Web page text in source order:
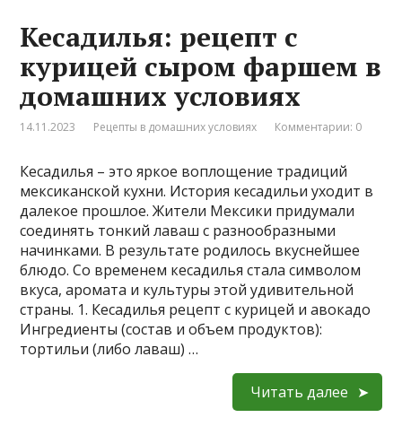
Кесадилья: рецепт с
курицей сыром фаршем в
домашних условиях
14.11.2023 Рецепты в домашних условиях Комментарии: 0
Кесадилья – это яркое воплощение традиций
мексиканской кухни. История кесадильи уходит в
далекое прошлое. Жители Мексики придумали
соединять тонкий лаваш с разнообразными
начинками. В результате родилось вкуснейшее
блюдо. Со временем кесадилья стала символом
вкуса, аромата и культуры этой удивительной
страны. 1. Кесадилья рецепт с курицей и авокадо
Ингредиенты (состав и объем продуктов):
тортильи (либо лаваш) …
Читать далее